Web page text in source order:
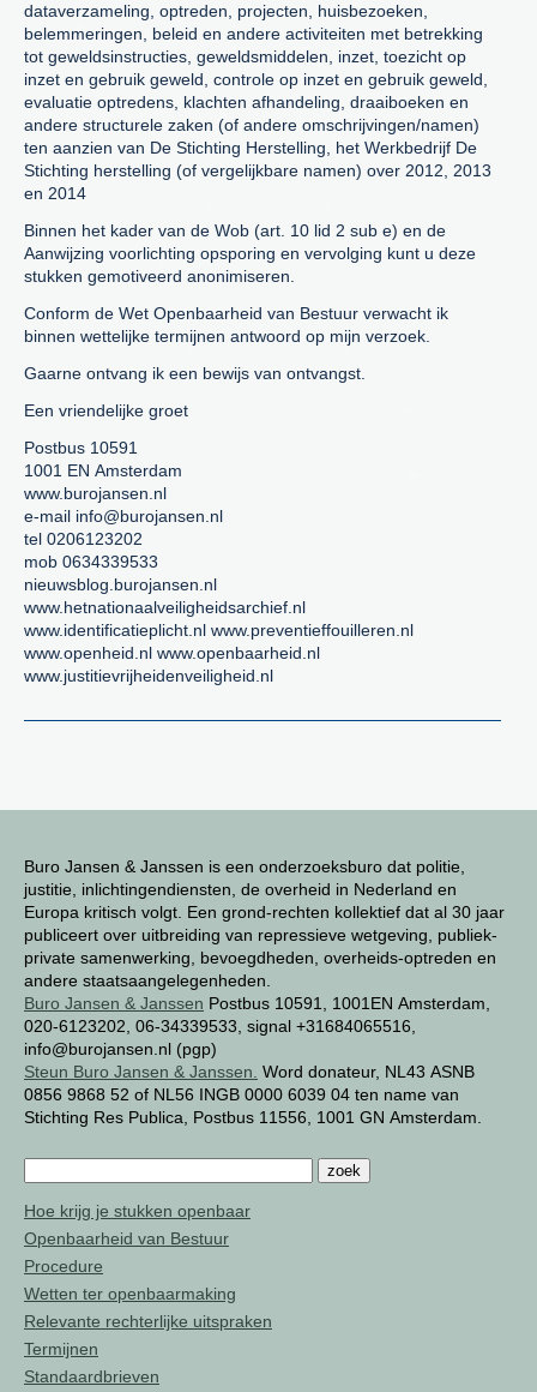
Buro Jansen & Janssen is een onderzoeksburo dat politie,
justitie, inlichtingendiensten, de overheid in Nederland en
Europa kritisch volgt. Een grond-rechten kollektief dat al 30 jaar
publiceert over uitbreiding van repressieve wetgeving, publiek-
private samenwerking, bevoegdheden, overheids-optreden en
andere staatsaangelegenheden.
Buro Jansen & Janssen Postbus 10591, 1001EN Amsterdam,
020-6123202, 06-34339533, signal +31684065516,
info@burojansen.nl (pgp)
Steun Buro Jansen & Janssen. Word donateur, NL43 ASNB
0856 9868 52 of NL56 INGB 0000 6039 04 ten name van
Stichting Res Publica, Postbus 11556, 1001 GN Amsterdam.
Hoe krijg je stukken openbaar
Openbaarheid van Bestuur
Procedure
Wetten ter openbaarmaking
Relevante rechterlijke uitspraken
Termijnen
Standaardbrieven
dataverzameling, optreden, projecten, huisbezoeken,
belemmeringen, beleid en andere activiteiten met betrekking
tot geweldsinstructies, geweldsmiddelen, inzet, toezicht op
inzet en gebruik geweld, controle op inzet en gebruik geweld,
evaluatie optredens, klachten afhandeling, draaiboeken en
andere structurele zaken (of andere omschrijvingen/namen)
ten aanzien van De Stichting Herstelling, het Werkbedrijf De
Stichting herstelling (of vergelijkbare namen) over 2012, 2013
en 2014
Binnen het kader van de Wob (art. 10 lid 2 sub e) en de
Aanwijzing voorlichting opsporing en vervolging kunt u deze
stukken gemotiveerd anonimiseren.
Conform de Wet Openbaarheid van Bestuur verwacht ik
binnen wettelijke termijnen antwoord op mijn verzoek.
Gaarne ontvang ik een bewijs van ontvangst.
Een vriendelijke groet
Postbus 10591
1001 EN Amsterdam
www.burojansen.nl
e-mail info@burojansen.nl
tel 0206123202
mob 0634339533
nieuwsblog.burojansen.nl
www.hetnationaalveiligheidsarchief.nl
www.identificatieplicht.nl www.preventieffouilleren.nl
www.openheid.nl www.openbaarheid.nl
www.justitievrijheidenveiligheid.nl